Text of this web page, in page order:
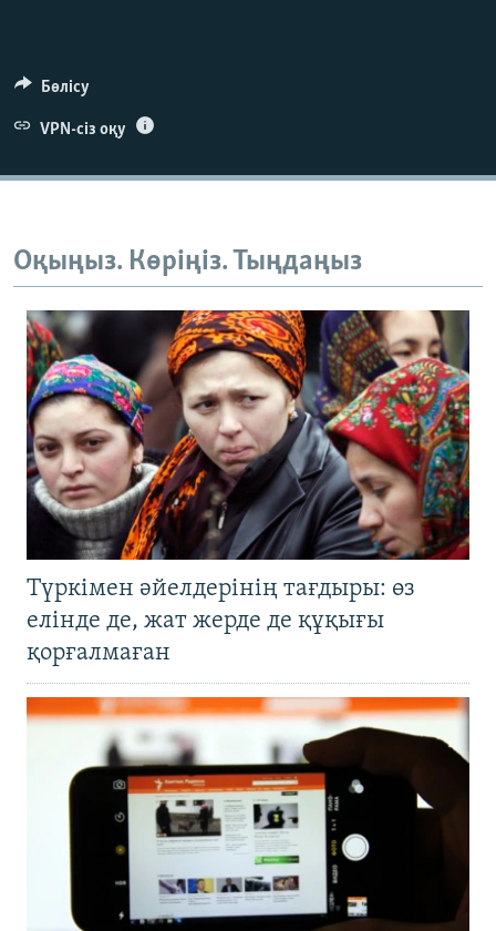
Бөлісу
VPN-сіз оқу
Оқыңыз. Көріңіз. Тыңдаңыз
Түркімен әйелдерінің тағдыры: өз
елінде де, жат жерде де құқығы
қорғалмаған